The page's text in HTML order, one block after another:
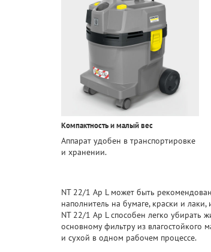
Компактность и малый вес
Аппарат удобен в транспортировке
и хранении.
NT 22/1 Ap L может быть
наполнитель на бумаге, краски и лаки,
NT 22/1 Ap L способен легко убирать
основному фильтру из влагостойкого
и сухой в одном рабочем процессе.